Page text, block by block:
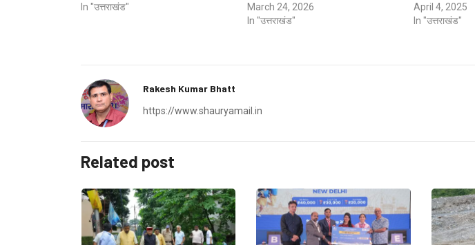
In "उत्तराखंड"
March 24, 2026
In "उत्तराखंड"
April 4, 2025
In "उत्तराखंड"
Rakesh Kumar Bhatt
https://www.shauryamail.in
Related post